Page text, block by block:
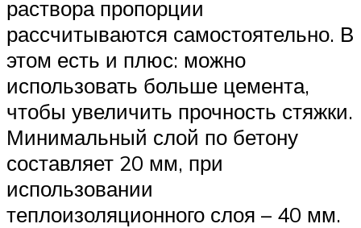
раствора пропорции
рассчитываются самостоятельно. В
этом есть и плюс: можно
использовать больше цемента,
чтобы увеличить прочность стяжки.
Минимальный слой по бетону
составляет 20 мм, при
использовании
теплоизоляционного слоя – 40 мм.